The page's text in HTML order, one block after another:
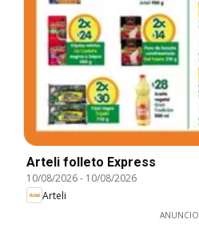
Arteli folleto Express
10/08/2026- 10/08/2026
Arteli
ANUNCIO